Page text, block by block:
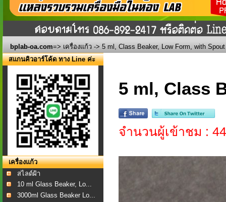
bplab-oa.com=> เครื่องแก้ว -> 5 ml, Class Beaker, Low Form, with Spout
สแกนคิวอาร์โค้ด ทาง Line ค่ะ
เครื่องแก้ว
สไลด์ฝ้า
10 ml Glass Beaker, Lo...
3000ml Glass Beaker Lo...
5 ml, Class
จำนวนผู้เข้าชม :